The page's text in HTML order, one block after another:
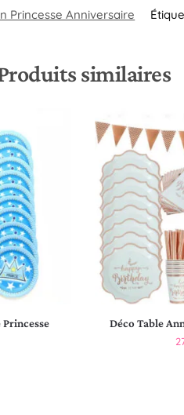
Princesse Anniversaire
similaires
Déco Table